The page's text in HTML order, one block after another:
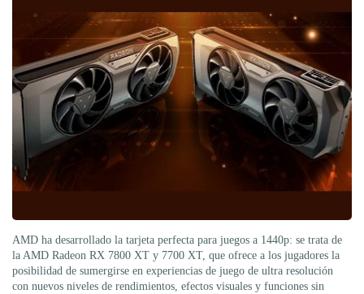
AMD ha desarrollado la tarjeta perfecta para juegos a 1440p: se trata de
la AMD Radeon RX 7800 XT y 7700 XT, que ofrece a los jugadores la
posibilidad de sumergirse en experiencias de juego de ultra resolución
con nuevos niveles de rendimientos, efectos visuales y funciones sin